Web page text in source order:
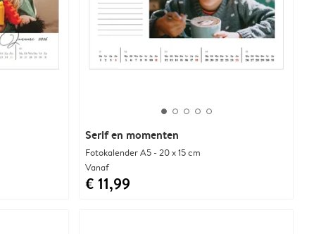
Serif en momenten
Fotokalender A5 - 20 x 15 cm
Vanaf
€ 11,99